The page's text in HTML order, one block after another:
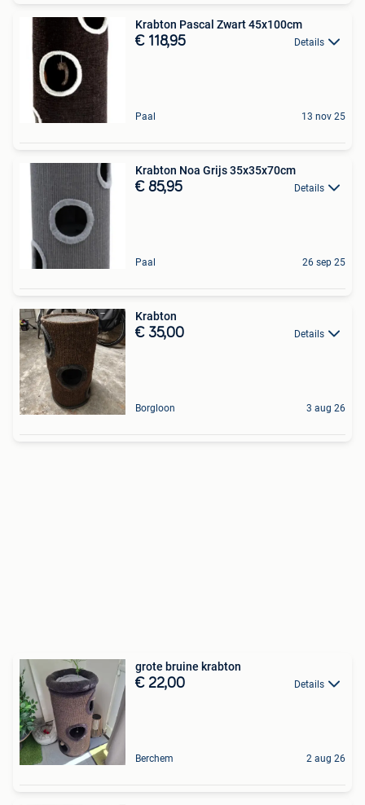
Krabton Pascal Zwart 45x100cm
€ 118,95 Details
Paal 13 nov 25
Krabton Noa Grijs 35x35x70cm
€ 85,95 Details
Paal 26 sep 25
Krabton
€ 35,00 Details
Borgloon 3 aug 26
grote bruine krabton
€ 22,00 Details
Berchem 2 aug 26